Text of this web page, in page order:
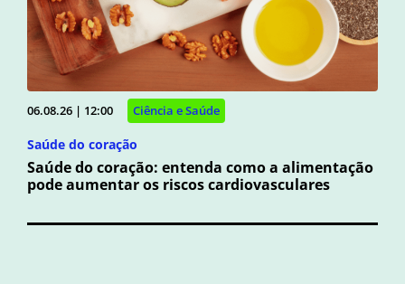
06.08.26 | 12:00 Ciência e Saúde
Saúde do coração
Saúde do coração: entenda como a alimentação
pode aumentar os riscos cardiovasculares